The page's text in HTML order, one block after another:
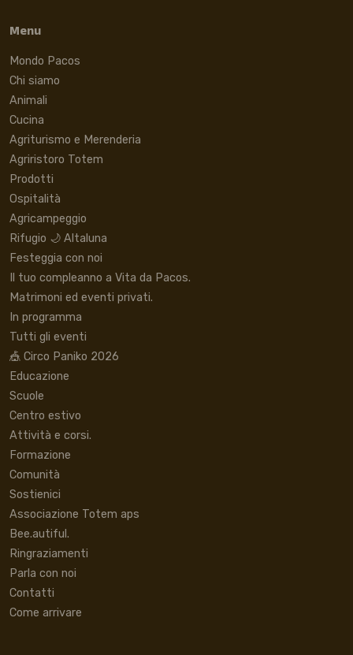
Menu
Mondo Pacos
Chi siamo
Animali
Cucina
Agriturismo e Merenderia
Agriristoro Totem
Prodotti
Ospitalità
Agricampeggio
Rifugio 🌙 Altaluna
Festeggia con noi
Il tuo compleanno a Vita da Pacos.
Matrimoni ed eventi privati.
In programma
Tutti gli eventi
🎪 Circo Paniko 2026
Educazione
Scuole
Centro estivo
Attività e corsi.
Formazione
Comunità
Sostienici
Associazione Totem aps
Bee.autiful.
Ringraziamenti
Parla con noi
Contatti
Come arrivare